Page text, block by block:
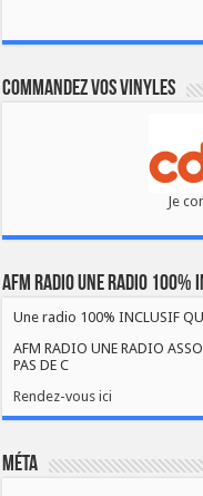
Commandez vos vinyles
Je
AFM RADIO UNE RADIO 100%
Une radio 100% INCLUSIF
AFM RADIO UNE RADIO
PAS DE C
Rendez-vous ici
Méta